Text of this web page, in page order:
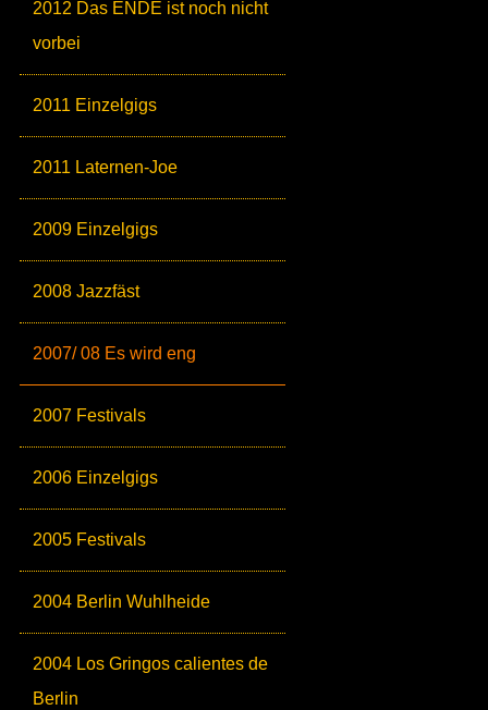
2012 Das ENDE ist noch nicht
vorbei
2011 Einzelgigs
2011 Laternen-Joe
2009 Einzelgigs
2008 Jazzfäst
2007/ 08 Es wird eng
2007 Festivals
2006 Einzelgigs
2005 Festivals
2004 Berlin Wuhlheide
2004 Los Gringos calientes de
Berlin